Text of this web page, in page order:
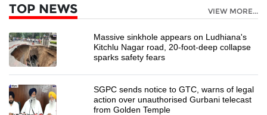
TOP NEWS VIEW MORE...
Massive sinkhole appears on Ludhiana's
Kitchlu Nagar road, 20-foot-deep collapse
sparks safety fears
SGPC sends notice to GTC, warns of legal
action over unauthorised Gurbani telecast
from Golden Temple